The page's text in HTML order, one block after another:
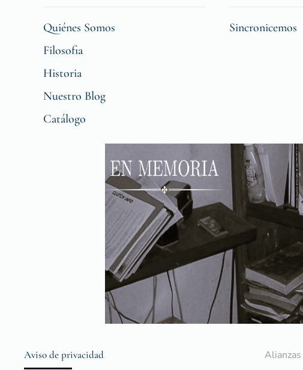
Quiénes Somos
Filosofia
Historia
Nuestro Blog
Catálogo
Sincronicemos
Aviso de privacidad Alianzas